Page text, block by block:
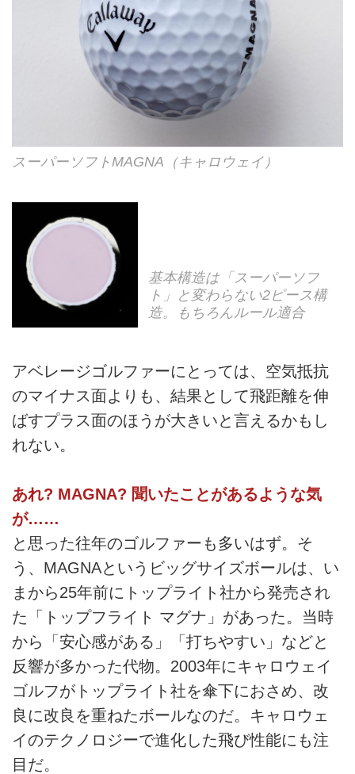
スーパーソフトMAGNA（キャロウェイ）
基本構造は「スーパーソフ
ト」と変わらない2ピース構
造。もちろんルール適合
アベレージゴルファーにとっては、空気抵抗
のマイナス面よりも、結果として飛距離を伸
ばすプラス面のほうが大きいと言えるかもし
れない。
あれ? MAGNA? 聞いたことがあるような気
が……
と思った往年のゴルファーも多いはず。そ
う、MAGNAというビッグサイズボールは、い
まから25年前にトップライト社から発売され
た「トップフライト マグナ」があった。当時
から「安心感がある」「打ちやすい」などと
反響が多かった代物。2003年にキャロウェイ
ゴルフがトップライト社を傘下におさめ、改
良に改良を重ねたボールなのだ。キャロウェ
イのテクノロジーで進化した飛び性能にも注
目だ。